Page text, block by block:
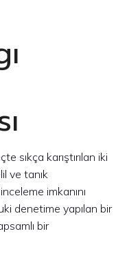
sıkça karıştırılan iki
ve tanık
imkanını
denetime yapılan bir
bir